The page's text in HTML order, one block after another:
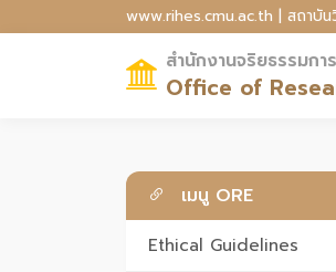
www.rihes.cmu.ac.th | สถาบั
สำนักงานจริยธรรมกา
Office of
เมนู ORE
Ethical Guidelines